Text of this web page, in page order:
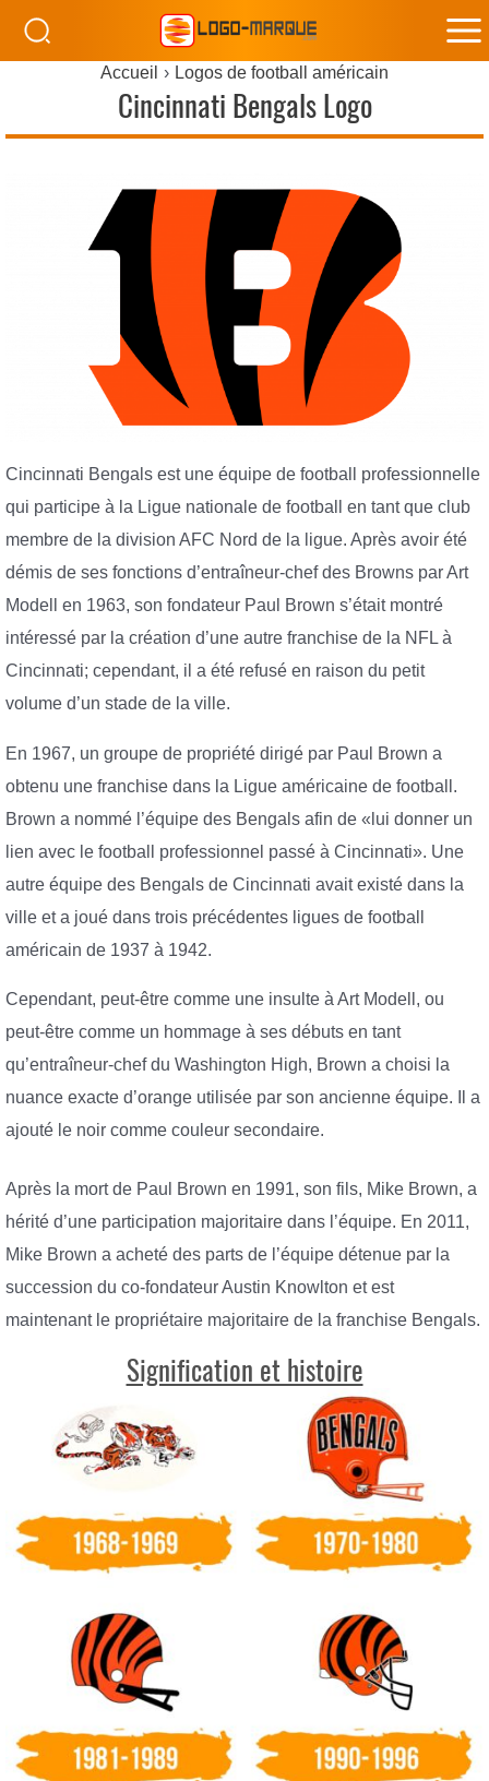
Accueil Logos de football américain
Cincinnati Bengals Logo
Cincinnati Bengals est une équipe de football professionnelle
qui participe à la Ligue nationale de football en tant que club
membre de la division AFC Nord de la ligue. Après avoir été
démis de ses fonctions d’entraîneur-chef des Browns par Art
Modell en 1963, son fondateur Paul Brown s’était montré
intéressé par la création d’une autre franchise de la NFL à
Cincinnati; cependant, il a été refusé en raison du petit
volume d’un stade de la ville.
En 1967, un groupe de propriété dirigé par Paul Brown a
obtenu une franchise dans la Ligue américaine de football.
Brown a nommé l’équipe des Bengals afin de «lui donner un
lien avec le football professionnel passé à Cincinnati». Une
autre équipe des Bengals de Cincinnati avait existé dans la
ville et a joué dans trois précédentes ligues de football
américain de 1937 à 1942.
Cependant, peut-être comme une insulte à Art Modell, ou
peut-être comme un hommage à ses débuts en tant
qu’entraîneur-chef du Washington High, Brown a choisi la
nuance exacte d’orange utilisée par son ancienne équipe. Il a
ajouté le noir comme couleur secondaire.
Après la mort de Paul Brown en 1991, son fils, Mike Brown, a
hérité d’une participation majoritaire dans l’équipe. En 2011,
Mike Brown a acheté des parts de l’équipe détenue par la
succession du co-fondateur Austin Knowlton et est
maintenant le propriétaire majoritaire de la franchise Bengals.
Signification et histoire